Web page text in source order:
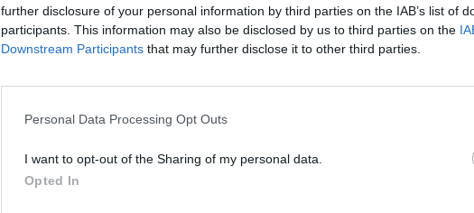
further disclosure of your personal information by third parties on the IAB’s list of
participants. This information may also be disclosed by us to third parties on the
Downstream Participants that may further disclose it to other third parties.
Personal Data Processing Opt Outs
I want to opt-out of the Sharing of my personal data.
Opted In
Elfelejtette a jelszavát?
Regisztráció